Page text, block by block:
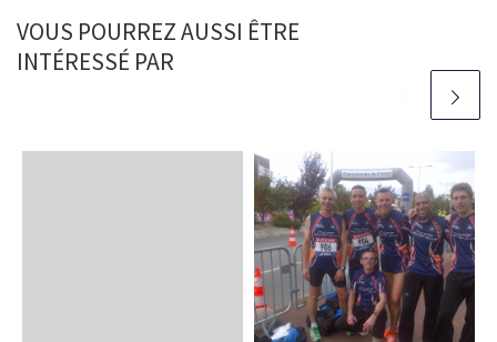
VOUS POURREZ AUSSI ÊTRE
INTÉRESSÉ PAR